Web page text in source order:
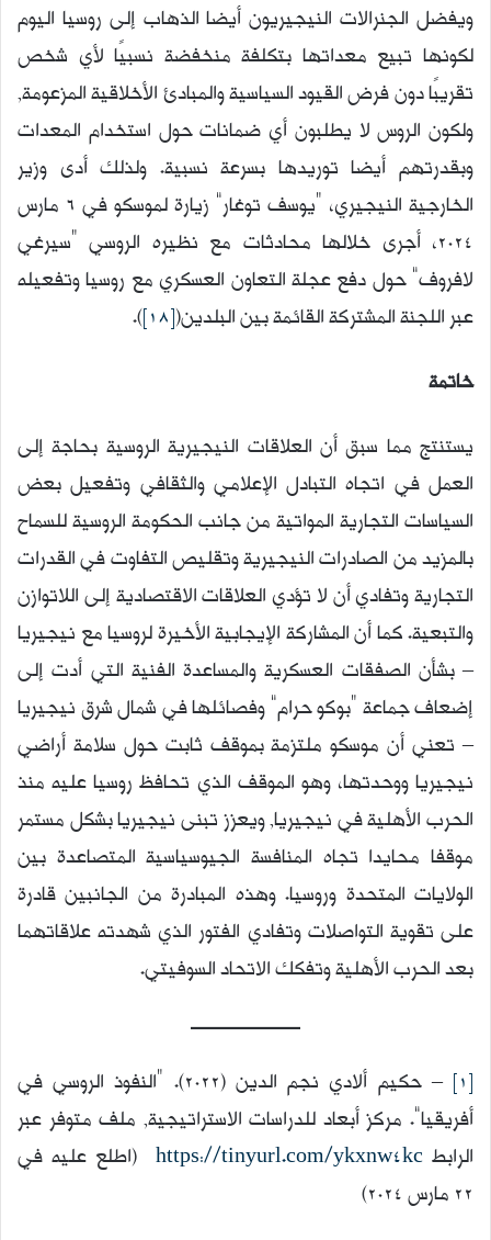
ويفضل الجنرالات النيجيريون أيضا الذهاب إلى روسيا اليوم
لكونها تبيع معداتها بتكلفة منخفضة نسبيًا لأي شخص
تقريبًا دون فرض القيود السياسية والمبادئ الأخلاقية المزعومة,
ولكون الروس لا يطلبون أي ضمانات حول استخدام المعدات
وبقدرتهم أيضا توريدها بسرعة نسبية. ولذلك أدى وزير
الخارجية النيجيري، “يوسف توغار” زيارة لموسكو في 6 مارس
2024، أجرى خلالها محادثات مع نظيره الروسي “سيرغي
لافروف” حول دفع عجلة التعاون العسكري مع روسيا وتفعيله
عبر اللجنة المشتركة القائمة بين البلدين([18]
).
خاتمة
يستنتج مما سبق أن العلاقات النيجيرية الروسية بحاجة إلى
العمل في اتجاه التبادل الإعلامي والثقافي وتفعيل بعض
السياسات التجارية المواتية من جانب الحكومة الروسية للسماح
بالمزيد من الصادرات النيجيرية وتقليص التفاوت في القدرات
التجارية وتفادي أن لا تؤدي العلاقات الاقتصادية إلى اللاتوازن
والتبعية. كما أن المشاركة الإيجابية الأخيرة لروسيا مع نيجيريا
– بشأن الصفقات العسكرية والمساعدة الفنية التي أدت إلى
إضعاف جماعة “بوكو حرام” وفصائلها في شمال شرق نيجيريا
– تعني أن موسكو ملتزمة بموقف ثابت حول سلامة أراضي
نيجيريا ووحدتها، وهو الموقف الذي تحافظ روسيا عليه منذ
الحرب الأهلية في نيجيريا, ويعزز تبنى نيجيريا بشكل مستمر
موقفا محايدا تجاه المنافسة الجيوسياسية المتصاعدة بين
الولايات المتحدة وروسيا. وهذه المبادرة من الجانبين قادرة
على تقوية التواصلات وتفادي الفتور الذي شهدته علاقاتهما
بعد الحرب الأهلية وتفكك الاتحاد السوفيتي.
[1]
– حكيم ألادي نجم الدين (2022). “النفوذ الروسي في
أفريقيا”. مركز أبعاد للدراسات الاستراتيجية, ملف متوفر عبر
الرابط https://tinyurl.com/ykxnw4kc (اطلع عليه في
22 مارس 2024)